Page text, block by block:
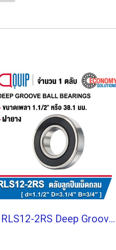
RLS12-2RS Deep Groove Ball Bearings inch. Seal Type